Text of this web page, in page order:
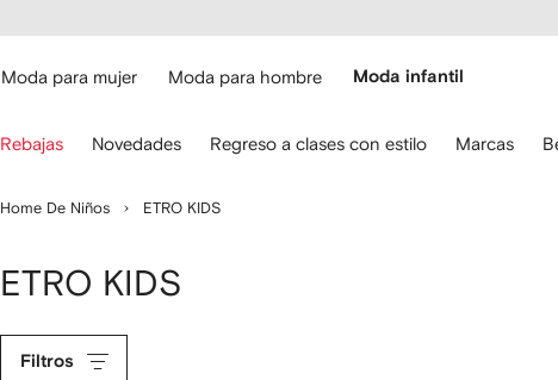
Moda para mujer Moda para hombre Moda infantil
Rebajas Novedades Regreso a clases con estilo Marcas
Home De Niños ETRO KIDS
ETRO KIDS
Filtros